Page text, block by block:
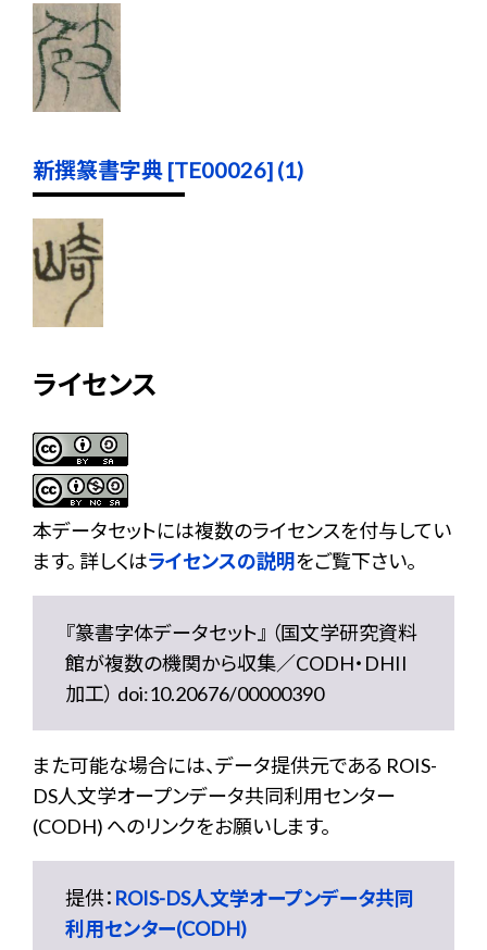
新撰篆書字典 [TE00026] (1)
ライセンス
本データセットには複数のライセンスを付与してい
ます。 詳しくはライセンスの説明をご覧下さい。
『篆書字体データセット』 （国文学研究資料
館が複数の機関から収集／CODH・DHII
加工） doi:10.20676/00000390
また可能な場合には、データ提供元である ROIS-
DS人文学オープンデータ共同利用センター
(CODH) へのリンクをお願いします。
提供： ROIS-DS人文学オープンデータ共同
利用センター(CODH)